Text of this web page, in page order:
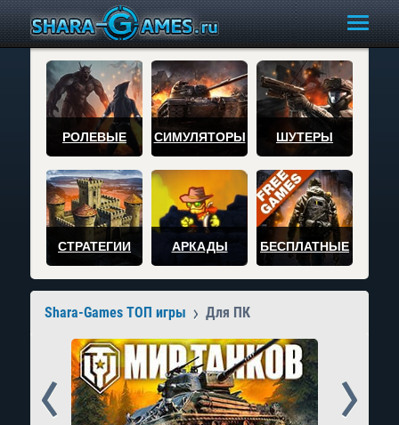
РОЛЕВЫЕ СИМУЛЯТОРЫ ШУТЕРЫ
СТРАТЕГИИ АРКАДЫ БЕСПЛАТНЫЕ
Shara-Games ТОП игры Для ПК
Prev